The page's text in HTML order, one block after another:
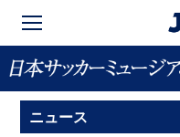
ニュース